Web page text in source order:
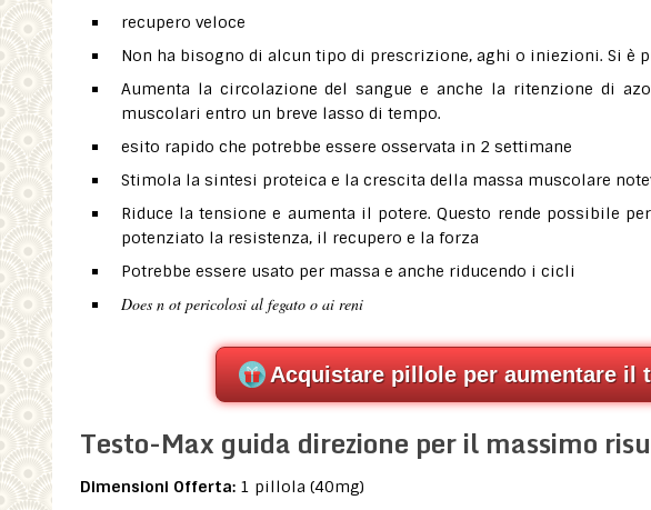
recupero veloce
Non ha bisogno di alcun tipo di prescrizione, aghi o iniezioni. Si è
Aumenta la circolazione del sangue e anche la ritenzione di
muscolari entro un breve lasso di tempo.
esito rapido che potrebbe essere osservata in 2 settimane
Stimola la sintesi proteica e la crescita della massa muscolare
Riduce la tensione e aumenta il potere. Questo rende possibile
potenziato la resistenza, il recupero e la forza
Potrebbe essere usato per massa e anche riducendo i cicli
Does n ot pericolosi al fegato o ai reni
Acquistare pillole per aumentare il
Testo-Max guida direzione per il massimo
Dimensioni Offerta: 1 pillola (40mg)